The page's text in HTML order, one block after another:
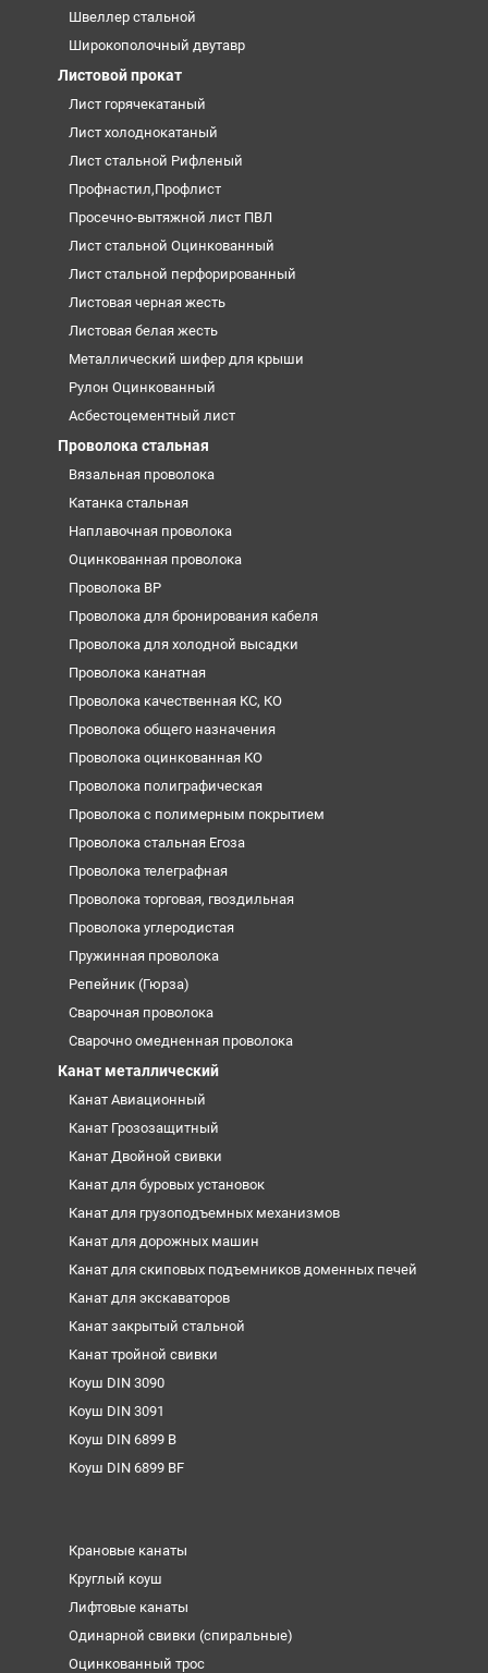
Швеллер стальной
Широкополочный двутавр
Листовой прокат
Лист горячекатаный
Лист холоднокатаный
Лист стальной Рифленый
Профнастил,Профлист
Просечно-вытяжной лист ПВЛ
Лист стальной Оцинкованный
Лист стальной перфорированный
Листовая черная жесть
Листовая белая жесть
Металлический шифер для крыши
Рулон Оцинкованный
Асбестоцементный лист
Проволока стальная
Вязальная проволока
Катанка стальная
Наплавочная проволока
Оцинкованная проволока
Проволока ВР
Проволока для бронирования кабеля
Проволока для холодной высадки
Проволока канатная
Проволока качественная КС, КО
Проволока общего назначения
Проволока оцинкованная КО
Проволока полиграфическая
Проволока с полимерным покрытием
Проволока стальная Егоза
Проволока телеграфная
Проволока торговая, гвоздильная
Проволока углеродистая
Пружинная проволока
Репейник (Гюрза)
Сварочная проволока
Сварочно омедненная проволока
Канат металлический
Канат Авиационный
Канат Грозозащитный
Канат Двойной свивки
Канат для буровых установок
Канат для грузоподъемных механизмов
Канат для дорожных машин
Канат для скиповых подъемников доменных печей
Канат для экскаваторов
Канат закрытый стальной
Канат тройной свивки
Коуш DIN 3090
Коуш DIN 3091
Коуш DIN 6899 B
Коуш DIN 6899 BF
Крановые канаты
Круглый коуш
Лифтовые канаты
Одинарной свивки (спиральные)
Оцинкованный трос